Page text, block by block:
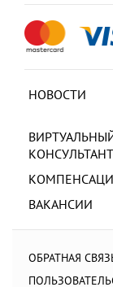
НОВОСТИ
КОНСУЛЬТАНТ
ВАКАНСИИ
ОБРАТНАЯ